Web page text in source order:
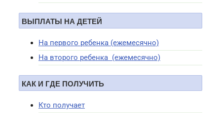
ВЫПЛАТЫ НА ДЕТЕЙ
На первого ребенка (ежемесячно)
На второго ребенка (ежемесячно)
КАК И ГДЕ ПОЛУЧИТЬ
Кто получает